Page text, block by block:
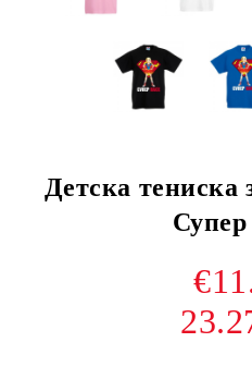
Детска тениска